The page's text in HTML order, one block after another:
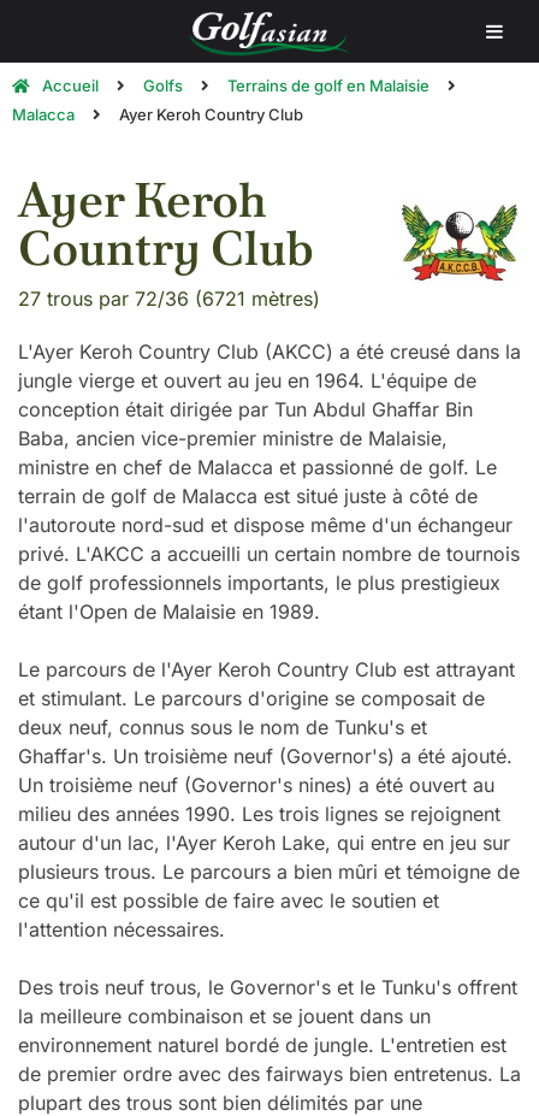
Accueil Golfs
Terrains de golf en Malaisie
Malacca
Ayer Keroh Country Club
Ayer Keroh
Country Club
27 trous par 72/36 (6721 mètres)
L'Ayer Keroh Country Club (AKCC) a été creusé dans la
jungle vierge et ouvert au jeu en 1964. L'équipe de
conception était dirigée par Tun Abdul Ghaffar Bin
Baba, ancien vice-premier ministre de Malaisie,
ministre en chef de Malacca et passionné de golf. Le
terrain de golf de Malacca est situé juste à côté de
l'autoroute nord-sud et dispose même d'un échangeur
privé. L'AKCC a accueilli un certain nombre de tournois
de golf professionnels importants, le plus prestigieux
étant l'Open de Malaisie en 1989.
Le parcours de l'Ayer Keroh Country Club est attrayant
et stimulant. Le parcours d'origine se composait de
deux neuf, connus sous le nom de Tunku's et
Ghaffar's. Un troisième neuf (Governor's) a été ajouté.
Un troisième neuf (Governor's nines) a été ouvert au
milieu des années 1990. Les trois lignes se rejoignent
autour d'un lac, l'Ayer Keroh Lake, qui entre en jeu sur
plusieurs trous. Le parcours a bien mûri et témoigne de
ce qu'il est possible de faire avec le soutien et
l'attention nécessaires.
Des trois neuf trous, le Governor's et le Tunku's offrent
la meilleure combinaison et se jouent dans un
environnement naturel bordé de jungle. L'entretien est
de premier ordre avec des fairways bien entretenus. La
plupart des trous sont bien délimités par une